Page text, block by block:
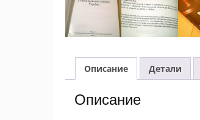
Описание Детали
Описание